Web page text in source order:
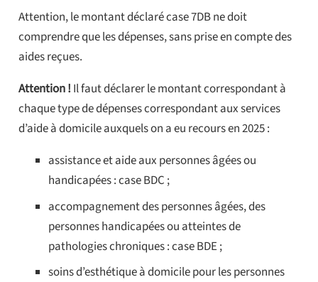
Attention, le montant déclaré case 7DB ne doit
comprendre que les dépenses, sans prise en compte des
aides reçues.
Attention ! Il faut déclarer le montant correspondant à
chaque type de dépenses correspondant aux services
d’aide à domicile auxquels on a eu recours en 2025 :
assistance et aide aux personnes âgées ou
handicapées : case BDC ;
accompagnement des personnes âgées, des
personnes handicapées ou atteintes de
pathologies chroniques : case BDE ;
soins d’esthétique à domicile pour les personnes